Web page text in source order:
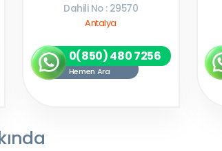
Dahili No : 29570
Antalya
0(850) 480 7256
Hemen Ara